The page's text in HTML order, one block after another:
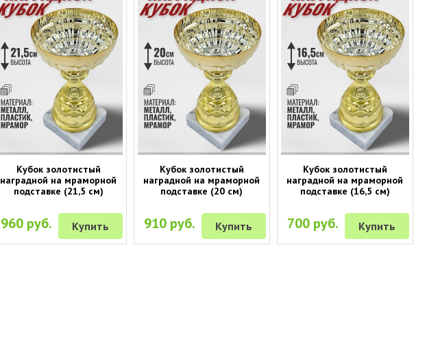
Кубок золотистый
наградной на мраморной
подставке (21,5 см)
960 руб. Купить
Кубок золотистый
наградной на мраморной
подставке (20 см)
910 руб. Купить
Кубок золотистый
наградной на мраморной
подставке (16,5 см)
700 руб. Купить